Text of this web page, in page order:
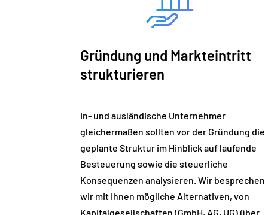
Gründung und Markteintritt
strukturieren
In- und ausländische Unternehmer
gleichermaßen sollten vor der Gründung die
geplante Struktur im Hinblick auf laufende
Besteuerung sowie die steuerliche
Konsequenzen analysieren. Wir besprechen
wir mit Ihnen mögliche Alternativen, von
Kapitalgesellschaften (GmbH, AG, UG) über